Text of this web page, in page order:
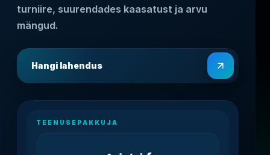
turniire, suurendades kaasatust ja arvu
mängud.
Hangi lahendus
TEENUSEPAKKUJA